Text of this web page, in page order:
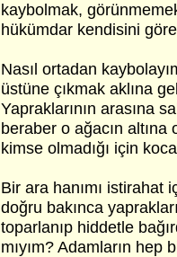
kaybolmak,
hükümdar kendisini
Nasıl ortadan
üstüne çıkmak aklına
Yapraklarının arasına
beraber o ağacın altına
kimse olmadığı için
Bir ara hanımı istirahat
doğru bakınca
toparlanıp hiddetle
mıyım? Adamların